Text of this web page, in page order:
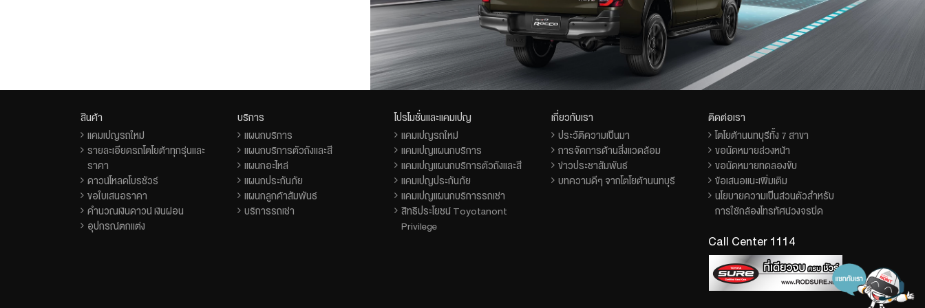
สินค้า
แคมเปญรถใหม่
รายละเอียดรถโตโยต้าทุกรุ่นและ
ราคา
ดาวน์โหลดโบรชัวร์
ขอใบเสนอราคา
คำนวณเงินดาวน์ เงินผ่อน
อุปกรณ์ตกแต่ง
บริการ
แผนกบริการ
แผนกบริการตัวถังและสี
แผนกอะไหล่
แผนกประกันภัย
แผนกลูกค้าสัมพันธ์
บริการรถเช่า
โปรโมชั่นและแคมเปญ
แคมเปญรถใหม่
แคมเปญแผนกบริการ
แคมเปญแผนกบริการตัวถังและสี
แคมเปญประกันภัย
แคมเปญแผนกบริการรถเช่า
สิทธิประโยชน์ Toyotanont
Privilege
เกี่ยวกับเรา
ประวัติความเป็นมา
การจัดการด้านสิ่งแวดล้อม
ข่าวประชาสัมพันธ์
บทความดีๆ จากโตโยต้านนทบุรี
ติดต่อเรา
โตโยต้านนทบุรีทั้ง 7 สาขา
ขอนัดหมายล่วงหน้า
ขอนัดหมายทดลองขับ
ข้อเสนอแนะเพิ่มเติม
นโยบายความเป็นส่วนตัวสำหรับ
การใช้กล้องโทรทัศน์วงจรปิด
Call Center 1114